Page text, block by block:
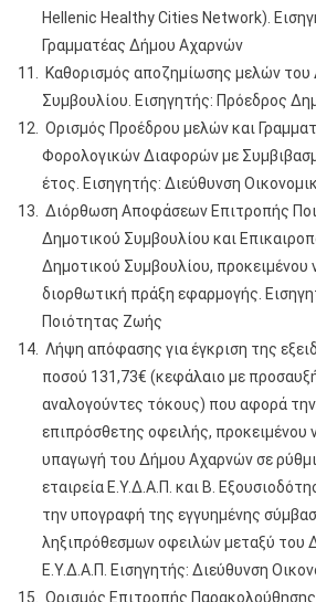
Hellenic Healthy Cities Network).
Γραμματέας Δήμου Αχαρνών
Καθορισμός αποζημίωσης μελών του
Συμβουλίου. Εισηγητής: Πρόεδρος
Ορισμός Προέδρου μελών και
Φορολογικών Διαφορών με
έτος. Εισηγητής: Διεύθυνση
Διόρθωση Αποφάσεων Επιτροπής
Δημοτικού Συμβουλίου και
Δημοτικού Συμβουλίου, προκειμένου
διορθωτική πράξη εφαρμογής.
Ποιότητας Ζωής
Λήψη απόφασης για έγκριση της
ποσού 131,73€ (κεφάλαιο με
αναλογούντες τόκους) που αφορά
επιπρόσθετης οφειλής, προκειμένου
υπαγωγή του Δήμου Αχαρνών σε
εταιρεία Ε.Υ.Δ.Α.Π. και Β.
την υπογραφή της εγγυημένης
ληξιπρόθεσμων οφειλών μεταξύ του
Ε.Υ.Δ.Α.Π. Εισηγητής: Διεύθυνση
Ορισμός Επιτροπής